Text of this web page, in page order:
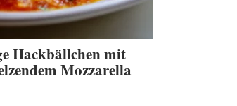
Hackbällchen mit
Mozzarella